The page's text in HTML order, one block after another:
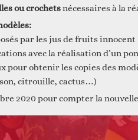
ou crochetsnécessaires à la
par les jus de fruits innocent
avec la réalisation d’un
pour obtenir les copies des
citrouille, cactus…)
2020 pour compter la